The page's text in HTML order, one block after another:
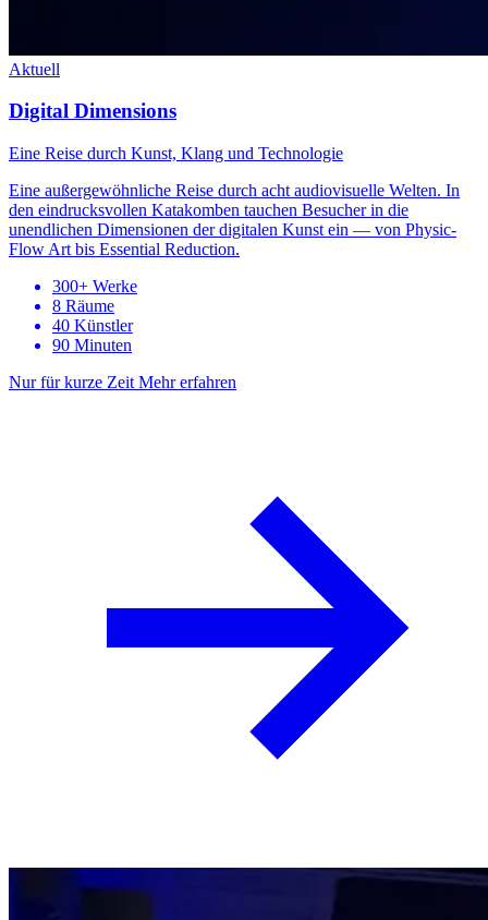
Aktuell
Digital Dimensions
Eine Reise durch Kunst, Klang und Technologie
Eine außergewöhnliche Reise durch acht audiovisuelle Welten. In
den eindrucksvollen Katakomben tauchen Besucher in die
unendlichen Dimensionen der digitalen Kunst ein — von Physic-
Flow Art bis Essential Reduction.
300+ Werke
8 Räume
40 Künstler
90 Minuten
Nur für kurze Zeit Mehr erfahren